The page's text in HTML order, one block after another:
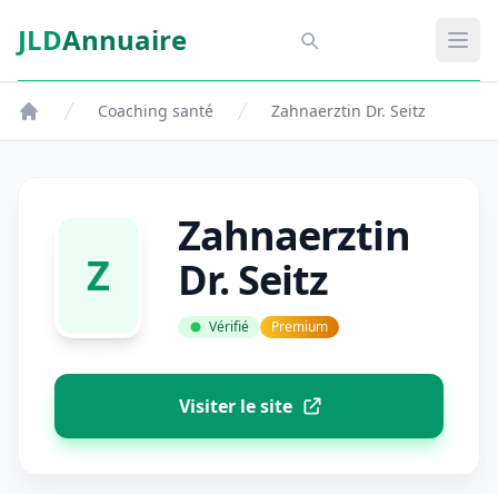
Aspect SDM
JLDAnnuaire
Coaching santé Zahnaerztin Dr. Seitz
Z
Zahnaerztin
Dr. Seitz
Vérifié Premium
Visiter le site